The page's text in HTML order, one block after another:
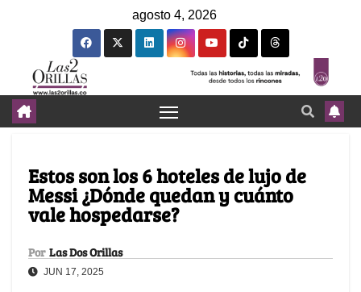
agosto 4, 2026
Estos son los 6 hoteles de lujo de
Messi ¿Dónde quedan y cuánto
vale hospedarse?
Por Las Dos Orillas
JUN 17, 2025